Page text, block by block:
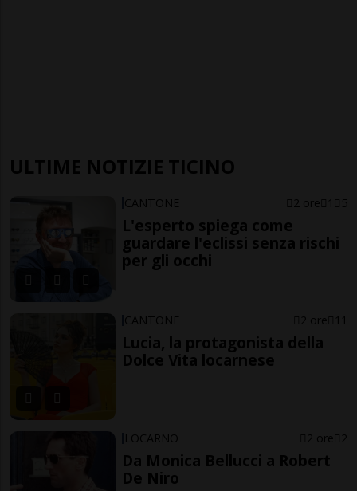
ULTIME NOTIZIE TICINO
CANTONE 2 ore 1 5
L'esperto spiega come
guardare l'eclissi senza rischi
per gli occhi
CANTONE 2 ore 11
Lucia, la protagonista della
Dolce Vita locarnese
LOCARNO 2 ore 2
Da Monica Bellucci a Robert
De Niro